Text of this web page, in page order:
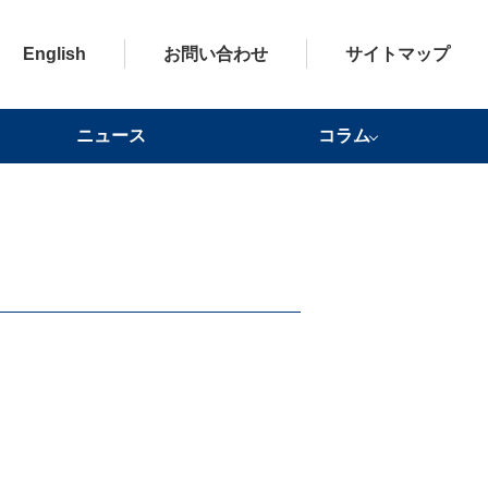
ニュース コラム
健康かわら版一覧
ドクターからの健康アドバイ
健康豆知識
ワールドヘルスレポート
サイトマップ
お問い合わせ
English